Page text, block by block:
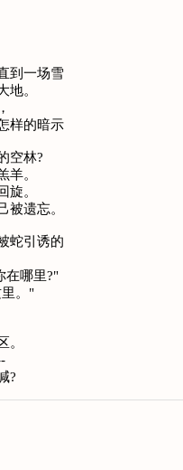
到一场雪
地。
样的暗示
空林?
羊。
旋。
被遗忘。
蛇引诱的
在哪里?"
。"
。
?